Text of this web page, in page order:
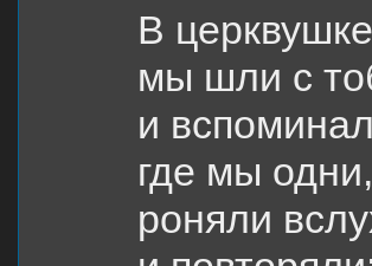
В
мы шли с
и
где мы
роняли